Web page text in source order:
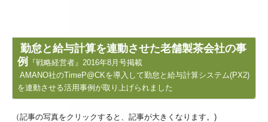
料金案内
デジタル化・AI導入補助金
勤怠と給与計算を連動させた老舗製茶会社の事
例
『戦略経営者』2016年8月号掲載
AMANO社のTimeP@CKを導入して勤怠と給与計算システム(PX2)
を連動させる活用事例が取り上げられました
（記事の写真をクリックすると、記事が大きくなります。)